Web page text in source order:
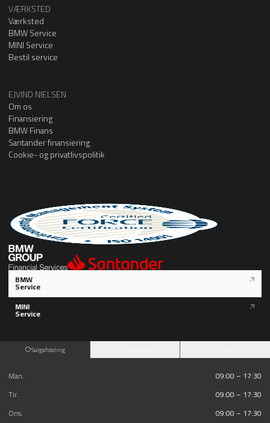
VÆRKSTED
Værksted
BMW Service
MINI Service
Bestil service
EJVIND NIELSEN
Om os
Finansiering
BMW Finans
Santander finansiering
Cookie- og privatlivspolitik
BMW
Service
MINI
Service
Salgafdeling
Man.
09:00 – 17:30
Tir.
09:00 – 17:30
Ons.
09:00 – 17:30